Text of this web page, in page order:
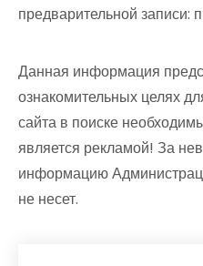
предварительной записи:
Данная информация
ознакомительных целях
сайта в поиске
является рекламой! За
информацию
не несет.